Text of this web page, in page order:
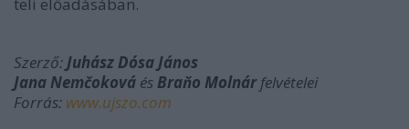
Szerző: Juhász Dósa János
Jana Nemčoková ésBraňo Molnár felvételei
Forrás: www.ujszo.com